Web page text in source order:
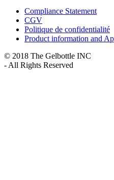
Compliance Statement
CGV
Politique de confidentialité
Product information and
© 2018 The Gelbottle INC
- All Rights Reserved